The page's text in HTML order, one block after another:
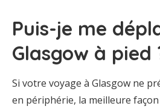
Puis-je me
Glasgow à pied
Si votre voyage à Glasgow ne
en périphérie, la meilleure